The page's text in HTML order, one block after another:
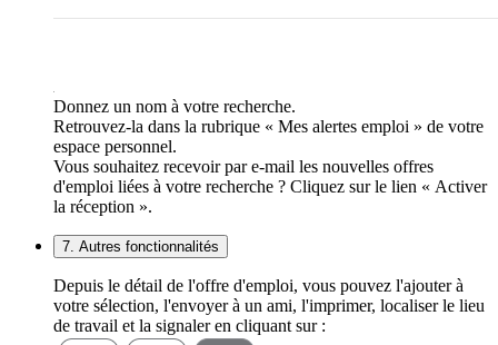
Donnez un nom à votre recherche.
Retrouvez-la dans la rubrique « Mes alertes emploi » de votre
espace personnel.
Vous souhaitez recevoir par e-mail les nouvelles offres
d'emploi liées à votre recherche ? Cliquez sur le lien « Activer
la réception ».
7. Autres fonctionnalités
Depuis le détail de l'offre d'emploi, vous pouvez l'ajouter à
votre sélection, l'envoyer à un ami, l'imprimer, localiser le lieu
de travail et la signaler en cliquant sur :